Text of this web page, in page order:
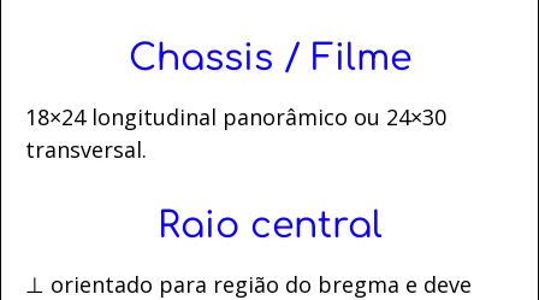
Chassis / Filme
18×24 longitudinal panorâmico ou 24×30
transversal.
Raio central
⊥ orientado para região do bregma e deve